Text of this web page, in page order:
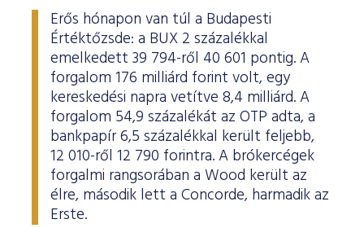
Erős hónapon van túl a Budapesti
Értéktőzsde: a BUX 2 százalékkal
emelkedett 39 794-ről 40 601 pontig. A
forgalom 176 milliárd forint volt, egy
kereskedési napra vetítve 8,4 milliárd. A
forgalom 54,9 százalékát az OTP adta, a
bankpapír 6,5 százalékkal került feljebb,
12 010-ről 12 790 forintra. A brókercégek
forgalmi rangsorában a Wood került az
élre, második lett a Concorde, harmadik az
Erste.